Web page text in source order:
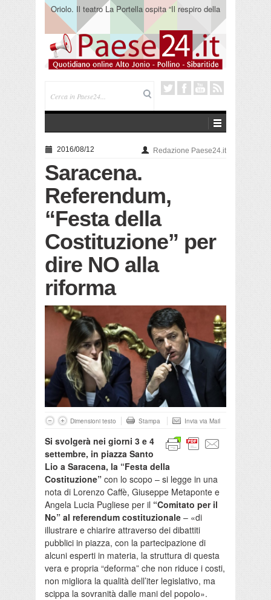
Oriolo. Il teatro La Portella ospita “Il respiro della
terra” del collettivo 365
2016/08/12 Redazione Paese24.it
Saracena.
Referendum,
“Festa della
Costituzione” per
dire NO alla
riforma
Dimensioni testo Stampa Invia via Mail
Si svolgerà nei giorni 3 e 4
settembre, in piazza Santo
Lio a Saracena, la “Festa della
Costituzione” con lo scopo – si legge in una
nota di Lorenzo Caffè, Giuseppe Metaponte e
Angela Lucia Pugliese per il “Comitato per il
No” al referendum costituzionale – «di
illustrare e chiarire attraverso dei dibattiti
pubblici in piazza, con la partecipazione di
alcuni esperti in materia, la struttura di questa
vera e propria “deforma” che non riduce i costi,
non migliora la qualità dell’iter legislativo, ma
scippa la sovranità dalle mani del popolo».